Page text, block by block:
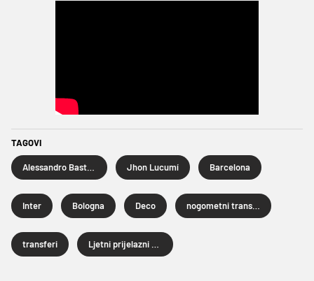
TAGOVI
Jhon Lucumí Barcelona
Inter Bologna Deco
transferi